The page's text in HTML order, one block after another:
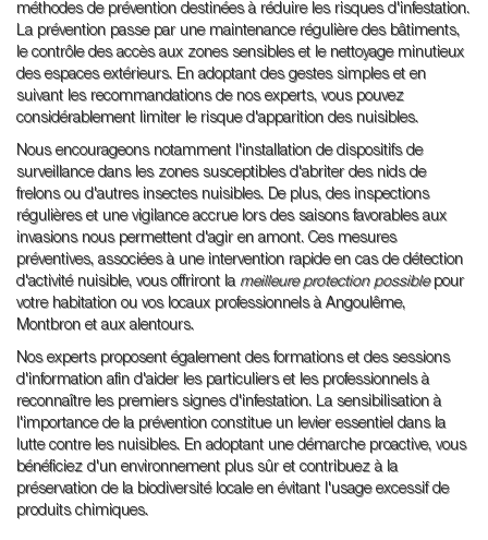
méthodes de prévention destinées à réduire les risques d'infestation.
La prévention passe par une maintenance régulière des bâtiments,
le contrôle des accès aux zones sensibles et le nettoyage minutieux
des espaces extérieurs. En adoptant des gestes simples et en
suivant les recommandations de nos experts, vous pouvez
considérablement limiter le risque d'apparition des nuisibles.
Nous encourageons notamment l'installation de dispositifs de
surveillance dans les zones susceptibles d'abriter des nids de
frelons ou d'autres insectes nuisibles. De plus, des inspections
régulières et une vigilance accrue lors des saisons favorables aux
invasions nous permettent d'agir en amont. Ces mesures
préventives, associées à une intervention rapide en cas de détection
d'activité nuisible, vous offriront la meilleure protection possiblepour
votre habitation ou vos locaux professionnels à Angoulême,
Montbron et aux alentours.
Nos experts proposent également des formations et des sessions
d'information afin d'aider les particuliers et les professionnels à
reconnaître les premiers signes d'infestation. La sensibilisation à
l'importance de la prévention constitue un levier essentiel dans la
lutte contre les nuisibles. En adoptant une démarche proactive, vous
bénéficiez d'un environnement plus sûr et contribuez à la
préservation de la biodiversité locale en évitant l'usage excessif de
produits chimiques.